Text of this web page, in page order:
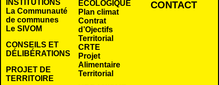
INSTITUTIONS
La Communauté
de communes
Le SIVOM
CONSEILS ET
DÉLIBÉRATIONS
PROJET DE
TERRITOIRE
ÉCOLOGIQUE
Plan climat
Contrat
d’Ojectifs
Territorial
CRTE
Projet
Alimentaire
Territorial
CONTACT